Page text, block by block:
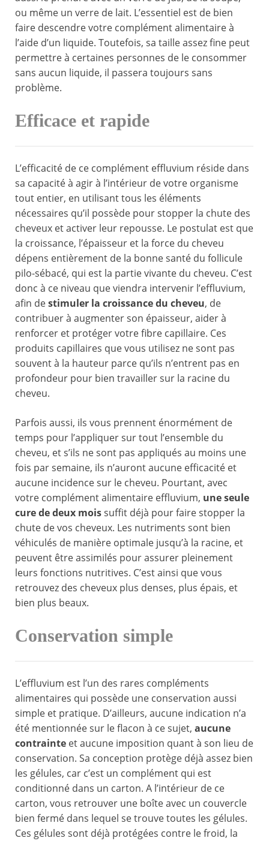
ou même un verre de lait. L’essentiel est de bien
faire descendre votre complément alimentaire à
l’aide d’un liquide. Toutefois, sa taille assez fine peut
permettre à certaines personnes de le consommer
sans aucun liquide, il passera toujours sans
problème.
Efficace et rapide
L’efficacité de ce complément effluvium réside dans
sa capacité à agir à l’intérieur de votre organisme
tout entier, en utilisant tous les éléments
nécessaires qu’il possède pour stopper la chute des
cheveux et activer leur repousse. Le postulat est que
la croissance, l’épaisseur et la force du cheveu
dépens entièrement de la bonne santé du follicule
pilo-sébacé, qui est la partie vivante du cheveu. C’est
donc à ce niveau que viendra intervenir l’effluvium,
afin destimuler la croissance du cheveu, de
contribuer à augmenter son épaisseur, aider à
renforcer et protéger votre fibre capillaire. Ces
produits capillaires que vous utilisez ne sont pas
souvent à la hauteur parce qu’ils n’entrent pas en
profondeur pour bien travailler sur la racine du
cheveu.
Parfois aussi, ils vous prennent énormément de
temps pour l’appliquer sur tout l’ensemble du
cheveu, et s’ils ne sont pas appliqués au moins une
fois par semaine, ils n’auront aucune efficacité et
aucune incidence sur le cheveu. Pourtant, avec
votre complément alimentaire effluvium, une seule
cure de deux moissuffit déjà pour faire stopper la
chute de vos cheveux. Les nutriments sont bien
véhiculés de manière optimale jusqu’à la racine, et
peuvent être assimilés pour assurer pleinement
leurs fonctions nutritives. C’est ainsi que vous
retrouvez des cheveux plus denses, plus épais, et
bien plus beaux.
Conservation simple
L’effluvium est l’un des rares compléments
alimentaires qui possède une conservation aussi
simple et pratique. D’ailleurs, aucune indication n’a
été mentionnée sur le flacon à ce sujet, aucune
contrainte et aucune imposition quant à son lieu de
conservation. Sa conception protège déjà assez bien
les gélules, car c’est un complément qui est
conditionné dans un carton. A l’intérieur de ce
carton, vous retrouver une boîte avec un couvercle
bien fermé dans lequel se trouve toutes les gélules.
Ces gélules sont déjà protégées contre le froid, la